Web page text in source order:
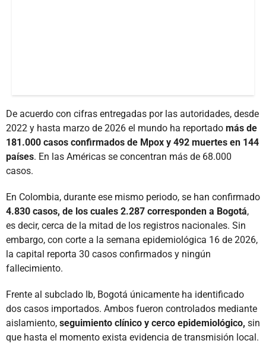
De acuerdo con cifras entregadas por las autoridades, desde
2022 y hasta marzo de 2026 el mundo ha reportado más de
181.000 casos confirmados de Mpox y 492 muertes en 144
países. En las Américas se concentran más de 68.000
casos.
En Colombia, durante ese mismo periodo, se han confirmado
4.830 casos, de los cuales 2.287 corresponden a Bogotá,
es decir, cerca de la mitad de los registros nacionales. Sin
embargo, con corte a la semana epidemiológica 16 de 2026,
la capital reporta 30 casos confirmados y ningún
fallecimiento.
Frente al subclado Ib, Bogotá únicamente ha identificado
dos casos importados. Ambos fueron controlados mediante
aislamiento, seguimiento clínico y cerco epidemiológico, sin
que hasta el momento exista evidencia de transmisión local.